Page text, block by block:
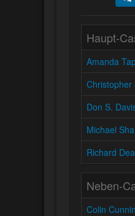
Haupt-
Amanda
Christopher
Don S.
Michael
Richard
Neben-
Colin